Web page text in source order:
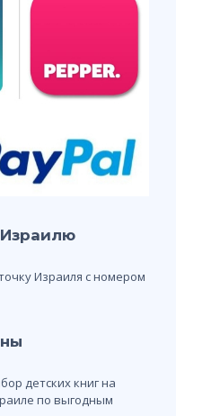
Израиля с номером
детских книг на
по выгодным